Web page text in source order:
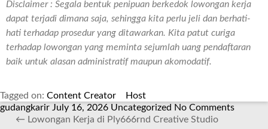
Disclaimer : Segala bentuk penipuan berkedok lowongan kerja
dapat terjadi dimana saja, sehingga kita perlu jeli dan berhati-
hati terhadap prosedur yang ditawarkan. Kita patut curiga
terhadap lowongan yang meminta sejumlah uang pendaftaran
baik untuk alasan administratif maupun akomodatif.
Tagged on: Content Creator
Host
gudangkarir July 16, 2026 Uncategorized No Comments
← Lowongan Kerja di Ply666rnd Creative Studio